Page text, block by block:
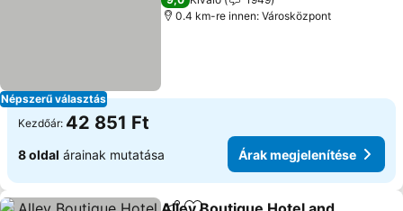
Népszerű választás
0.4 km-re innen: Városközpont
Kezdőár: 42 851 Ft
8 oldal árainak mutatása Árak megjelenítése